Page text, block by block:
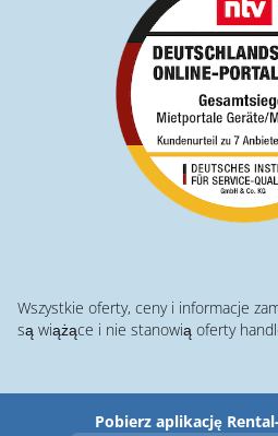
Wszystkie oferty, ceny i informacje
są wiążące i nie stanowią oferty
Pobierz aplikację